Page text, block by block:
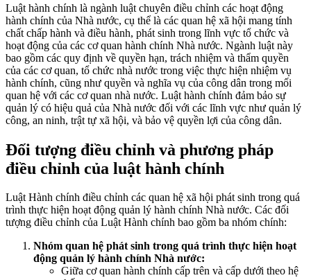
Luật hành chính là ngành luật chuyên điều chỉnh các hoạt động
hành chính của Nhà nước, cụ thể là các quan hệ xã hội mang tính
chất chấp hành và điều hành, phát sinh trong lĩnh vực tổ chức và
hoạt động của các cơ quan hành chính Nhà nước. Ngành luật này
bao gồm các quy định về quyền hạn, trách nhiệm và thẩm quyền
của các cơ quan, tổ chức nhà nước trong việc thực hiện nhiệm vụ
hành chính, cũng như quyền và nghĩa vụ của công dân trong mối
quan hệ với các cơ quan nhà nước. Luật hành chính đảm bảo sự
quản lý có hiệu quả của Nhà nước đối với các lĩnh vực như quản lý
công, an ninh, trật tự xã hội, và bảo vệ quyền lợi của công dân.
Đối tượng điều chỉnh và phương pháp
điều chỉnh của luật hành chính
Luật Hành chính điều chỉnh các quan hệ xã hội phát sinh trong quá
trình thực hiện hoạt động quản lý hành chính Nhà nước. Các đối
tượng điều chỉnh của Luật Hành chính bao gồm ba nhóm chính:
Nhóm quan hệ phát sinh trong quá trình thực hiện hoạt
động quản lý hành chính Nhà nước:
Giữa cơ quan hành chính cấp trên và cấp dưới theo hệ